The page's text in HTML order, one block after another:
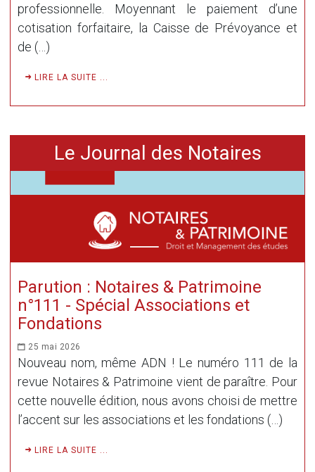
professionnelle. Moyennant le paiement d’une
cotisation forfaitaire, la Caisse de Prévoyance et
de (…)
LIRE LA SUITE ...
Le Journal des Notaires
Parution : Notaires & Patrimoine
n°111 - Spécial Associations et
Fondations
25 mai 2026
Nouveau nom, même ADN ! Le numéro 111 de la
revue Notaires & Patrimoine vient de paraître. Pour
cette nouvelle édition, nous avons choisi de mettre
l’accent sur les associations et les fondations (…)
LIRE LA SUITE ...